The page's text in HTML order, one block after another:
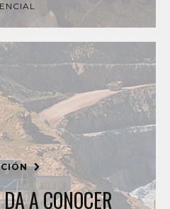
A CONOCER